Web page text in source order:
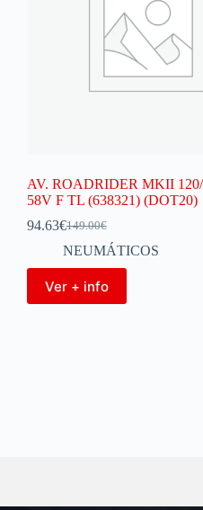
AV. ROADRIDER MKII
58V F TL (638321) (DOT20)
149.00€
94.63€
NEUMÁTICOS
Ver + info